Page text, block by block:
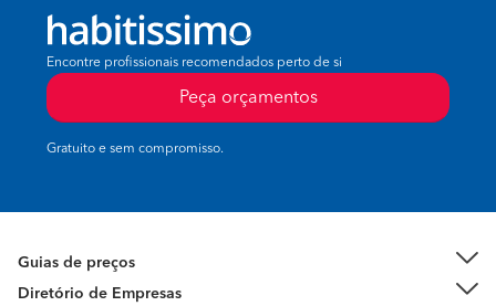
Encontre profissionais recomendados perto de si
Peça orçamentos
Gratuito e sem compromisso.
Guias de preços
Diretório de Empresas